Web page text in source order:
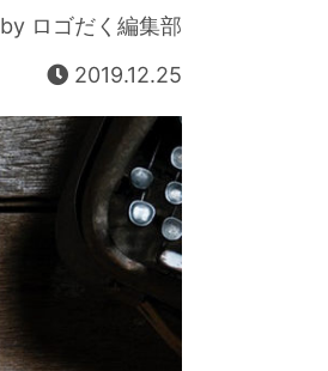
by ロゴだく編集部
2019.12.25